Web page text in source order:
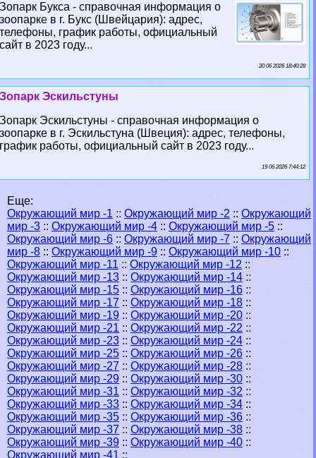
Зопарк Букса - справочная информация о
зоопарке в г. Букс (Швейцария): адрес,
телефоны, график работы, официальный
сайт в 2023 году...
20 06 2026 18:40:28
Зопарк Эскильстуны
Зопарк Эскильстуны - справочная информация о
зоопарке в г. Эскильстуна (Швеция): адрес, телефоны,
график работы, официальный сайт в 2023 году...
19 06 2026 7:44:12
Еще:
Окружающий мир -1 :: Окружающий мир -2 :: Окружающий
мир -3 :: Окружающий мир -4 :: Окружающий мир -5 ::
Окружающий мир -6 :: Окружающий мир -7 :: Окружающий
мир -8 :: Окружающий мир -9 :: Окружающий мир -10 ::
Окружающий мир -11 :: Окружающий мир -12 ::
Окружающий мир -13 :: Окружающий мир -14 ::
Окружающий мир -15 :: Окружающий мир -16 ::
Окружающий мир -17 :: Окружающий мир -18 ::
Окружающий мир -19 :: Окружающий мир -20 ::
Окружающий мир -21 :: Окружающий мир -22 ::
Окружающий мир -23 :: Окружающий мир -24 ::
Окружающий мир -25 :: Окружающий мир -26 ::
Окружающий мир -27 :: Окружающий мир -28 ::
Окружающий мир -29 :: Окружающий мир -30 ::
Окружающий мир -31 :: Окружающий мир -32 ::
Окружающий мир -33 :: Окружающий мир -34 ::
Окружающий мир -35 :: Окружающий мир -36 ::
Окружающий мир -37 :: Окружающий мир -38 ::
Окружающий мир -39 :: Окружающий мир -40 ::
Окружающий мир -41 ::